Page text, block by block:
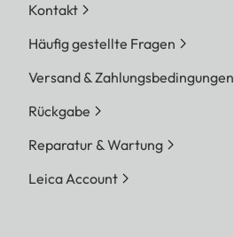
Kontakt
Häufig gestellte Fragen
Versand & Zahlungsbedingungen
Rückgabe
Reparatur & Wartung
Leica Account